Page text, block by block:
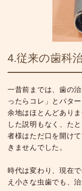
4.従来の歯科
一昔前までは、歯の
ったらコレ」とパタ
余地はほとんどあり
した説明もなく、た
者様はただ口を開け
きませんでした。
時代は変わり、現在
え小さな虫歯でも、